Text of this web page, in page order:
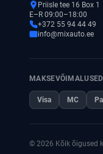
Priisle tee 16 Box 1
E–R 09:00–18:00
+372 55 94 44 49
info@mixauto.ee
MAKSEVÕIMALUSED
Visa MC
© 2026 Kõik õigused